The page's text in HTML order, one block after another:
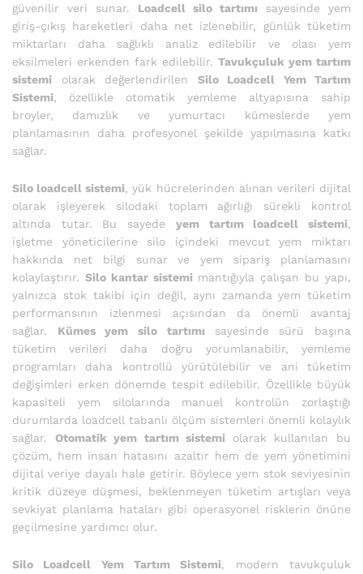
güvenilir veri sunar. Loadcell silo tartımı sayesinde yem
giriş-çıkış hareketleri daha net izlenebilir, günlük tüketim
miktarları daha sağlıklı analiz edilebilir ve olası yem
eksilmeleri erkenden fark edilebilir. Tavukçuluk yem tartım
sistemi olarak değerlendirilen Silo Loadcell Yem Tartım
Sistemi, özellikle otomatik yemleme altyapısına sahip
broyler, damızlık ve yumurtacı kümeslerde yem
planlamasının daha profesyonel şekilde yapılmasına katkı
sağlar.
Silo loadcell sistemi, yük hücrelerinden alınan verileri dijital
olarak işleyerek silodaki toplam ağırlığı sürekli kontrol
altında tutar. Bu sayede yem tartım loadcell sistemi,
işletme yöneticilerine silo içindeki mevcut yem miktarı
hakkında net bilgi sunar ve yem sipariş planlamasını
kolaylaştırır. Silo kantar sistemi mantığıyla çalışan bu yapı,
yalnızca stok takibi için değil, aynı zamanda yem tüketim
performansının izlenmesi açısından da önemli avantaj
sağlar. Kümes yem silo tartımı sayesinde sürü başına
tüketim verileri daha doğru yorumlanabilir, yemleme
programları daha kontrollü yürütülebilir ve ani tüketim
değişimleri erken dönemde tespit edilebilir. Özellikle büyük
kapasiteli yem silolarında manuel kontrolün zorlaştığı
durumlarda loadcell tabanlı ölçüm sistemleri önemli kolaylık
sağlar. Otomatik yem tartım sistemi olarak kullanılan bu
çözüm, hem insan hatasını azaltır hem de yem yönetimini
dijital veriye dayalı hale getirir. Böylece yem stok seviyesinin
kritik düzeye düşmesi, beklenmeyen tüketim artışları veya
sevkiyat planlama hataları gibi operasyonel risklerin önüne
geçilmesine yardımcı olur.
Silo Loadcell Yem Tartım Sistemi, modern tavukçuluk